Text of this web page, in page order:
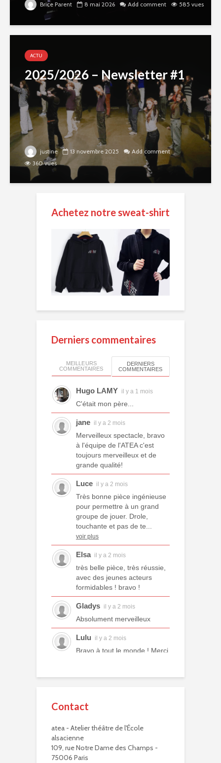
Brice Parent 8 mai 2026 Add comment 585 vues
ACTU
2025/2026 – Newsletter #1
justine 13 novembre 2025
Add comment
360 vues
Achetez notre sweat-shirt
Derniers commentaires
MEILLEURS
COMMENTAIRES
DERNIERS
COMMENTAIRES
Hugo LAMY il y a 1 mois
C'était mon père...
jane il y a 2 mois
Merveilleux spectacle, bravo
à l'équipe de l'ATEA c'est
toujours merveilleux et de
grande qualité!
Luce il y a 2 mois
Très bonne pièce ingénieuse
pour permettre à un grand
groupe de jouer. Drole,
touchante et pas de te...
voir plus
Elsa il y a 2 mois
très belle pièce, très réussie,
avec des jeunes acteurs
formidables ! bravo !
Gladys il y a 2 mois
Absolument merveilleux
Lulu il y a 2 mois
Bravo à tout le monde ! Merci
Bravo à eux. Bravo à vous !
Virginie Delisle il y a 3 mois
Bravo à toute l'équipe de
Contact
atea - Atelier théâtre de l'École
alsacienne
109, rue Notre Dame des Champs -
75006 Paris